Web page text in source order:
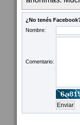
¿No tenés
Nombre:
Comentario: